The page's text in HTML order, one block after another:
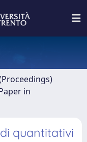
in
quantitativi